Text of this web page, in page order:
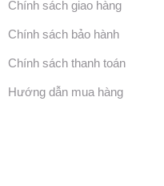
Chính sách giao hàng
Chính sách bảo hành
Chính sách thanh toán
Hướng dẫn mua hàng